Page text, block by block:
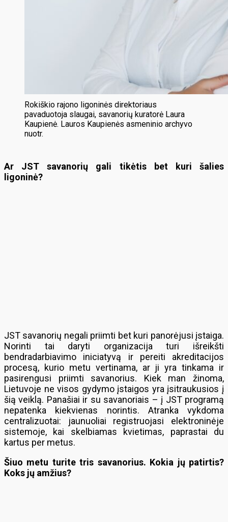
Rokiškio rajono ligoninės direktoriaus
pavaduotoja slaugai, savanorių kuratorė Laura
Kaupienė. Lauros Kaupienės asmeninio archyvo
nuotr.
Ar JST savanorių gali tikėtis bet kuri šalies
ligoninė?
JST savanorių negali priimti bet kuri panorėjusi įstaiga.
Norinti tai daryti organizacija turi išreikšti
bendradarbiavimo iniciatyvą ir pereiti akreditacijos
procesą, kurio metu vertinama, ar ji yra tinkama ir
pasirengusi priimti savanorius. Kiek man žinoma,
Lietuvoje ne visos gydymo įstaigos yra įsitraukusios į
šią veiklą. Panašiai ir su savanoriais – į JST programą
nepatenka kiekvienas norintis. Atranka vykdoma
centralizuotai: jaunuoliai registruojasi elektroninėje
sistemoje, kai skelbiamas kvietimas, paprastai du
kartus per metus.
Šiuo metu turite tris savanorius. Kokia jų patirtis?
Koks jų amžius?